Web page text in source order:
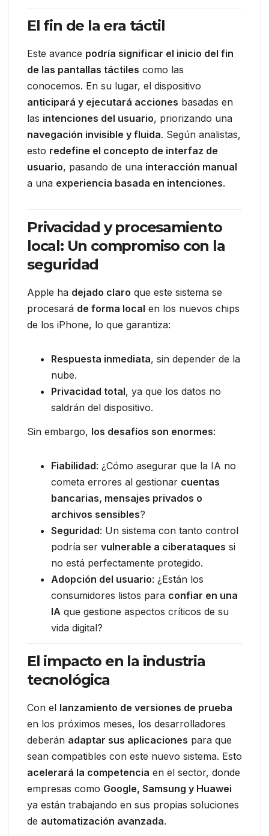
El fin de la era táctil
Este avance podría significar el inicio del fin
de las pantallas táctiles como las
conocemos. En su lugar, el dispositivo
anticipará y ejecutará acciones basadas en
las intenciones del usuario, priorizando una
navegación invisible y fluida. Según analistas,
esto redefine el concepto de interfaz de
usuario, pasando de una interacción manual
a una experiencia basada en intenciones.
Privacidad y procesamiento
local: Un compromiso con la
seguridad
Apple ha dejado claro que este sistema se
procesará de forma local en los nuevos chips
de los iPhone, lo que garantiza:
Respuesta inmediata, sin depender de la
nube.
Privacidad total, ya que los datos no
saldrán del dispositivo.
Sin embargo, los desafíos son enormes:
Fiabilidad: ¿Cómo asegurar que la IA no
cometa errores al gestionar cuentas
bancarias, mensajes privados o
archivos sensibles?
Seguridad: Un sistema con tanto control
podría ser vulnerable a ciberataques si
no está perfectamente protegido.
Adopción del usuario: ¿Están los
consumidores listos para confiar en una
IA que gestione aspectos críticos de su
vida digital?
El impacto en la industria
tecnológica
Con el lanzamiento de versiones de prueba
en los próximos meses, los desarrolladores
deberán adaptar sus aplicaciones para que
sean compatibles con este nuevo sistema. Esto
acelerará la competencia en el sector, donde
empresas como Google, Samsung y Huawei
ya están trabajando en sus propias soluciones
de automatización avanzada.